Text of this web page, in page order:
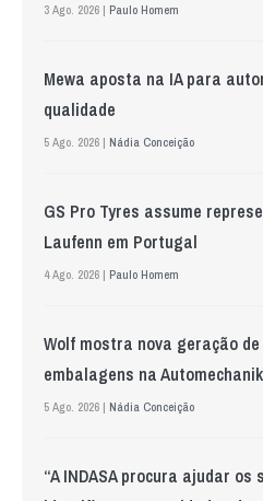
3 Ago. 2026 | Paulo Homem
Mewa aposta na IA para
qualidade
5 Ago. 2026 | Nádia Conceição
GS Pro Tyres assume
Laufenn em Portugal
4 Ago. 2026 | Paulo Homem
Wolf mostra nova geração
embalagens na
5 Ago. 2026 | Nádia Conceição
“A INDASA procura ajudar